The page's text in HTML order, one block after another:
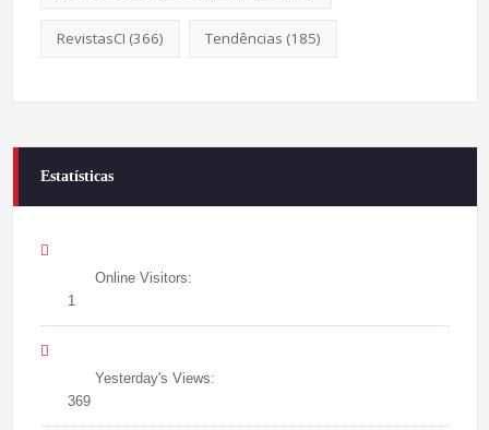
RevistasCI (366) Tendências (185)
Estatísticas
Online Visitors:
1
Yesterday's Views:
369